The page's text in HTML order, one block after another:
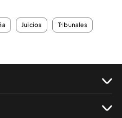
Juicios Tribunales